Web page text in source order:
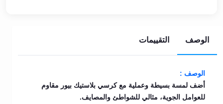
الوصف التقييمات
الوصف :
أضف لمسة بسيطة وعملية مع كرسي بلاستيك بيور مقاوم
للعوامل الجوية، مثالي للشواطئ والمصايف.